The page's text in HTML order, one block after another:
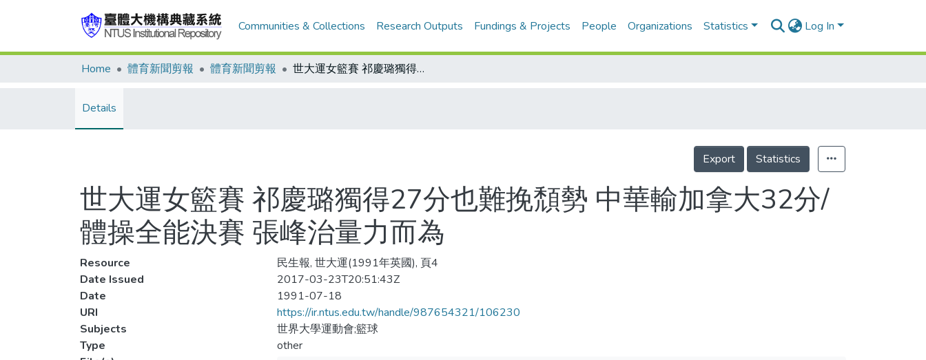
Communities & Collections Research Outputs Fundings & Projects People Organizations Statistics Log In
Home 體育新聞剪報 體育新聞剪報 世大運女籃賽 祁慶璐獨得27分也難挽頹勢 中華輸加拿大32分/體操全能決賽 張峰治量力而為
Details
Export Statistics
世大運女籃賽 祁慶璐獨得27分也難挽頹勢 中華輸加拿大32分/
體操全能決賽 張峰治量力而為
Resource
民生報, 世大運(1991年英國), 頁4
Date Issued
2017-03-23T20:51:43Z
Date
1991-07-18
URI
https://ir.ntus.edu.tw/handle/987654321/106230
Subjects
世界大學運動會;籃球
Type
other